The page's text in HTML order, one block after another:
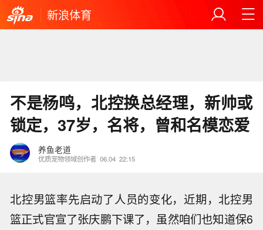
新浪体育
不是杨鸣，北控换总经理，新帅或
锁定，37岁，名将，曾和名模恋爱
养鱼老道
优质宠物领域创作者 06.04 22:15
北控男篮率先启动了人员的变化，近期，北控男
篮正式官宣了张庆鹏下课了，虽然咱们也知道保6